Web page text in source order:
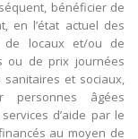
bénéficier de
en l’état actuel des
de locaux et/ou de
ou de prix journées
et sociaux,
personnes âgées
d’aide par le
au moyen de